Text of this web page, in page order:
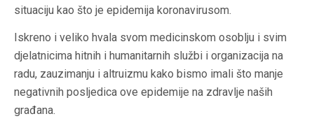
situaciju kao što je epidemija koronavirusom.
Iskreno i veliko hvala svom medicinskom osoblju i svim
djelatnicima hitnih i humanitarnih službi i organizacija na
radu, zauzimanju i altruizmu kako bismo imali što manje
negativnih posljedica ove epidemije na zdravlje naših
građana.